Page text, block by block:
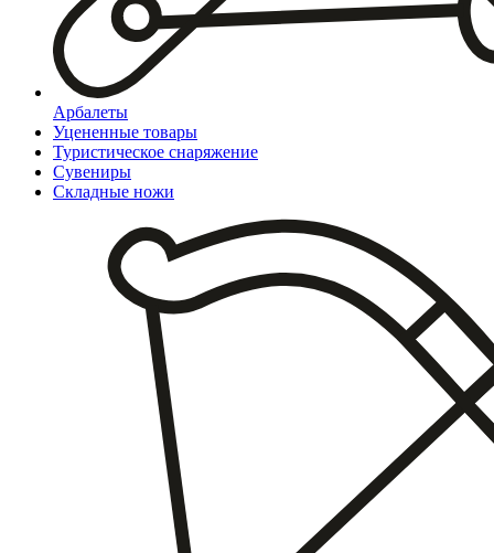
Арбалеты
Уцененные товары
Туристическое снаряжение
Сувениры
Складные ножи